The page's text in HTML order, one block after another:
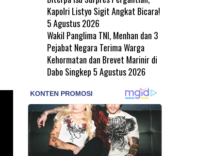
Kapolri Listyo Sigit Angkat Bicara!
5 Agustus 2026
Wakil Panglima TNI, Menhan dan 3
Pejabat Negara Terima Warga
Kehormatan dan Brevet Marinir di
Dabo Singkep 5 Agustus 2026